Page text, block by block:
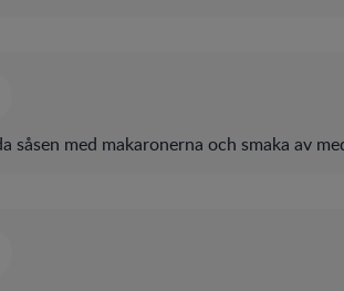
såsen med makaronerna och smaka av